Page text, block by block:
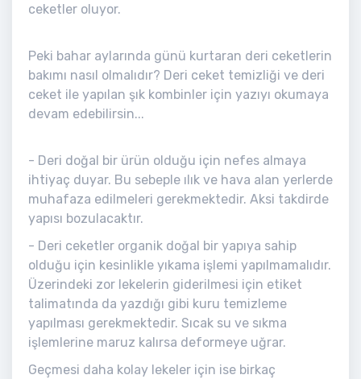
ceketler oluyor.
Peki bahar aylarında günü kurtaran deri ceketlerin
bakımı nasıl olmalıdır? Deri ceket temizliği ve deri
ceket ile yapılan şık kombinler için yazıyı okumaya
devam edebilirsin...
- Deri doğal bir ürün olduğu için nefes almaya
ihtiyaç duyar. Bu sebeple ılık ve hava alan yerlerde
muhafaza edilmeleri gerekmektedir. Aksi takdirde
yapısı bozulacaktır.
- Deri ceketler organik doğal bir yapıya sahip
olduğu için kesinlikle yıkama işlemi yapılmamalıdır.
Üzerindeki zor lekelerin giderilmesi için etiket
talimatında da yazdığı gibi kuru temizleme
yapılması gerekmektedir. Sıcak su ve sıkma
işlemlerine maruz kalırsa deformeye uğrar.
Geçmesi daha kolay lekeler için ise birkaç